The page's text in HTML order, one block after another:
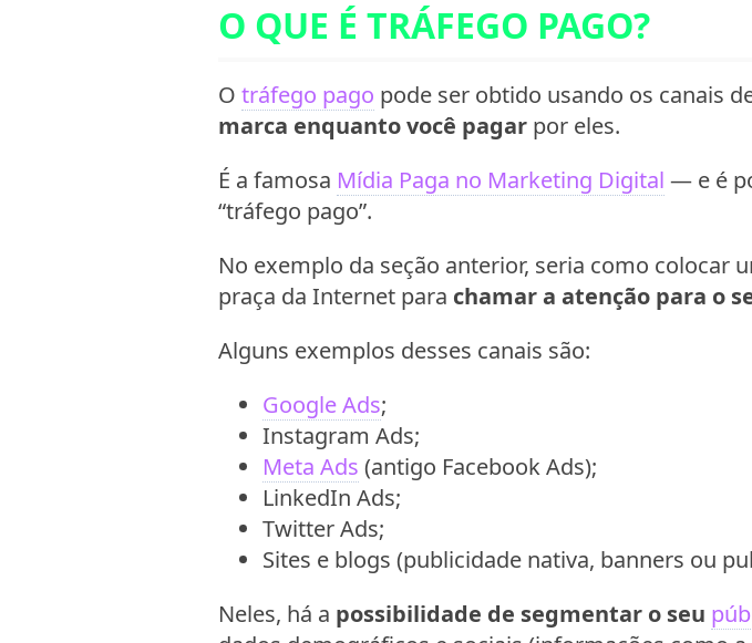
O QUE É TRÁFEGO PAGO?
O tráfego pago pode ser obtido usando os canais
marca enquanto você pagar por eles.
É a famosa Mídia Paga no Marketing Digital — e é
“tráfego pago”.
No exemplo da seção anterior, seria como colocar
praça da Internet para chamar a atenção para o
Alguns exemplos desses canais são:
Google Ads;
Instagram Ads;
Meta Ads (antigo Facebook Ads);
LinkedIn Ads;
Twitter Ads;
Sites e blogs (publicidade nativa, banners ou
Neles, há a possibilidade de segmentar o seu